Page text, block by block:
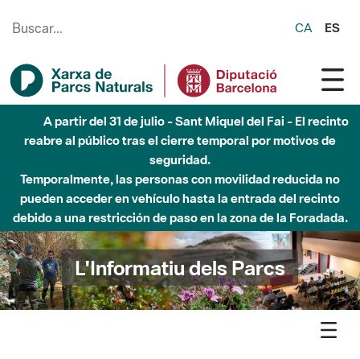
CA ES
Hasta diciembre de 2026 - Parque Fluvial Besós -
Afectaciones en el cauce del Parque Fluvial del Besòs debido
a obras de construcción de una pasarela sobre el río
L'Informatiu dels Parcs
L'informatiu
Notícia
Xarxa - Es licita el contracte de serveis de coordinacio de la